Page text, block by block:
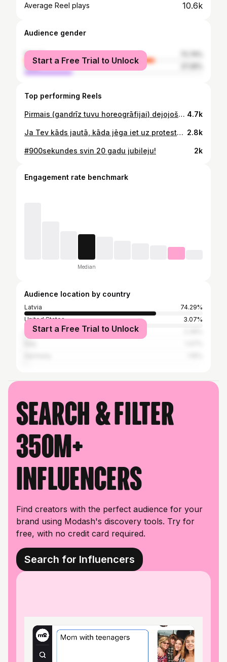
Average Reel plays 10.6k
Audience gender
female
male
Start a Free Trial to Unlock
Top performing Reels
Pirmais (gandrīz tuvu horeogrāfijai) dejojošais ziņu dienests Latvijā 👯‍♀️ #900sekundes #mostamieskopā #dancingnews #tvhostsonfridays Vai mums šis jāatkārto katru piektdienu? 4.7k
Ja Tev kāds jautā, kāda jēga iet uz protestu, nosūti šo, būs sākums jēdzīgai sarunai. 2.8k
#900sekundes svin 20 gadu jubileju! 2k
Engagement rate benchmark
Median
Audience location by country
Latvia
74.29%
United States
3.07%
United Kingdom
Start a Free Trial to Unlock
Search & filter
350M+
influencers
Find creators with the perfect audience for your
brand using Modash's discovery tools. Try for
free, with no credit card required.
Search for Influencers